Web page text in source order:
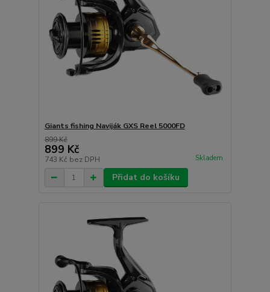
Giants fishing Naviják GXS Reel 5000FD
899 Kč
899 Kč
743 Kč bez DPH Skladem
Přidat do košíku